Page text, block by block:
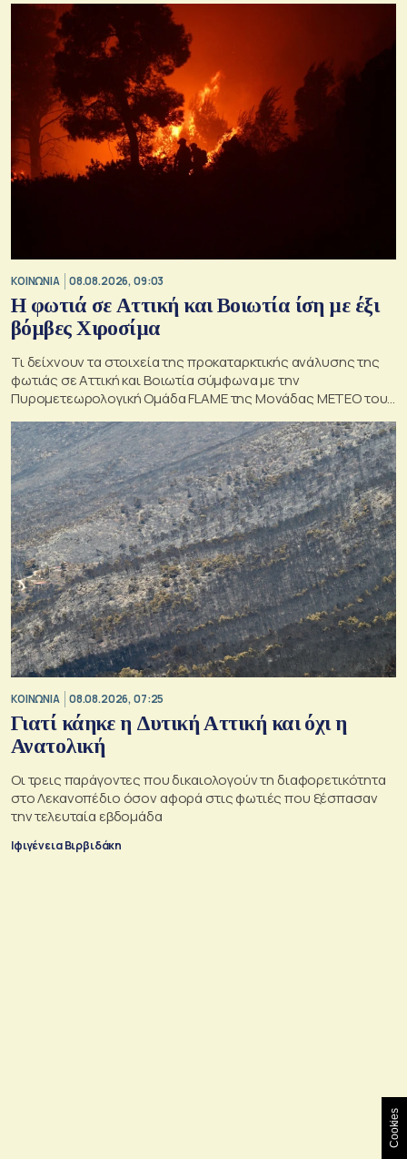
ΚΟΙΝΩΝΙΑ 08.08.2026, 09:03
Η φωτιά σε Αττική και Βοιωτία ίση με έξι
βόμβες Χιροσίμα
Τι δείχνουν τα στοιχεία της προκαταρκτικής ανάλυσης της
φωτιάς σε Αττική και Βοιωτία σύμφωνα με την
Πυρομετεωρολογική Ομάδα FLAME της Μονάδας ΜΕΤΕΟ του
ΚΟΙΝΩΝΙΑ 08.08.2026, 07:25
Γιατί κάηκε η Δυτική Αττική και όχι η
Ανατολική
Oι τρεις παράγοντες που δικαιολογούν τη διαφορετικότητα
στο Λεκανοπέδιο όσον αφορά στις φωτιές που ξέσπασαν
την τελευταία εβδομάδα
Ιφιγένεια Βιρβιδάκη
Cookies